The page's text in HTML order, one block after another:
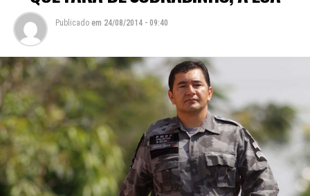
Publicado em 24/08/2014 - 09:40